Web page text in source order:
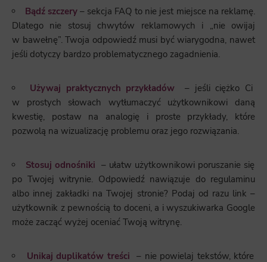
Bądź szczery – sekcja FAQ to nie jest miejsce na reklamę.
Dlatego nie stosuj chwytów reklamowych i „nie owijaj
w bawełnę”. Twoja odpowiedź musi być wiarygodna, nawet
jeśli dotyczy bardzo problematycznego zagadnienia.
Używaj praktycznych przykładów
– jeśli ciężko Ci
w prostych słowach wytłumaczyć użytkownikowi daną
kwestię, postaw na analogię i proste przykłady, które
pozwolą na wizualizację problemu oraz jego rozwiązania.
Stosuj odnośniki – ułatw użytkownikowi poruszanie się
po Twojej witrynie. Odpowiedź nawiązuje do regulaminu
albo innej zakładki na Twojej stronie? Podaj od razu link –
użytkownik z pewnością to doceni, a i wyszukiwarka Google
może zacząć wyżej oceniać Twoją witrynę.
Unikaj duplikatów treści – nie powielaj tekstów, które